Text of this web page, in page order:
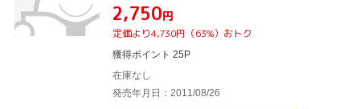
¥2,750円
定価より4,730円（63%）おトク
獲得ポイント 25P
在庫なし
発売年月日：2011/08/26